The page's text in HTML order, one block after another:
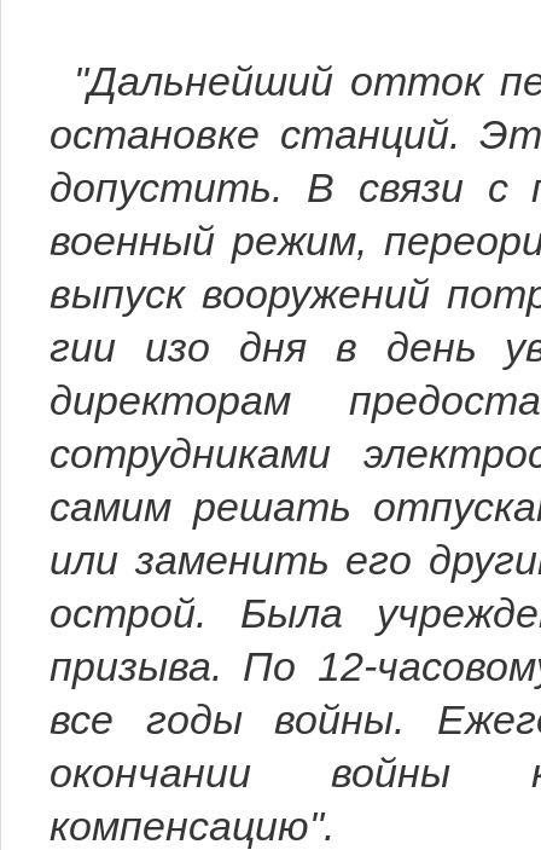
"Дальнейший отток
остановке станций.
допустить. В связи с
военный режим,
выпуск вооружений
гии изо дня в день
директорам
сотрудниками
самим ре­шать
или заменить его
острой. Была
призыва. По 12-
все годы вой­ны.
окончании войны
компенсацию".